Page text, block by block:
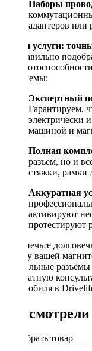
Наборы
адаптеров или
Наши услуги:
Неправильно
проблемы:
Экспертный
Гарантируем,
электрически
машиной и
Полная
разъём, но и
стяжки, рамки
Аккуратная
активируют
протестируют
Обеспечьте
работу вашей
правильные
бесплатную
автомобиля в
Вы смотрели
Подобрать товар